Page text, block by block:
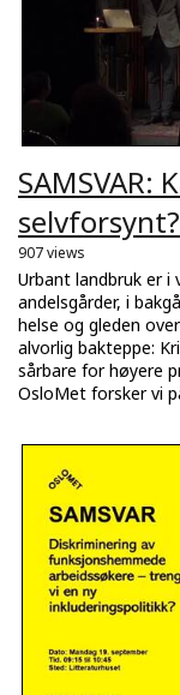
SAMSVAR:
selvforsynt?
907 views
Urbant landbruk er i
andelsgårder, i
helse og gleden
alvorlig bakteppe:
sårbare for høyere
OsloMet forsker vi